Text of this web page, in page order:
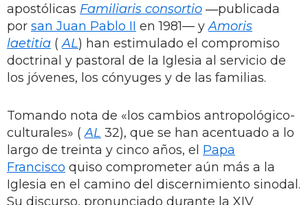
apostólicas Familiaris consortio ―publicada
por san Juan Pablo II en 1981— yAmoris
laetitia (AL) han estimulado el compromiso
doctrinal y pastoral de la Iglesia al servicio de
los jóvenes, los cónyuges y de las familias.
Tomando nota de «los cambios antropológico-
culturales» (AL 32), que se han acentuado a lo
largo de treinta y cinco años, el Papa
Francisco quiso comprometer aún más a la
Iglesia en el camino del discernimiento sinodal.
Su discurso, pronunciado durante la XIV